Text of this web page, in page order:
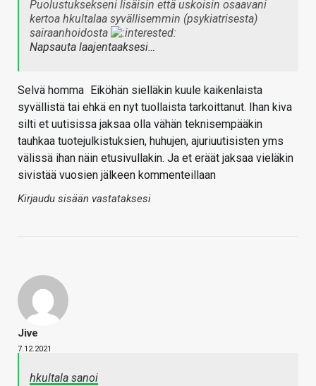
Puolustuksekseni lisäisin että uskoisin osaavani
kertoa hkultalaa syvällisemmin (psykiatrisesta)
sairaanhoidosta
Napsauta laajentaaksesi…
Selvä homma Eiköhän sielläkin kuule kaikenlaista
syvällistä tai ehkä en nyt tuollaista tarkoittanut. Ihan kiva
silti et uutisissa jaksaa olla vähän teknisempääkin
tauhkaa tuotejulkistuksien, huhujen, ajuriuutisisten yms
välissä ihan näin etusivullakin. Ja et eräät jaksaa vieläkin
sivistää vuosien jälkeen kommenteillaan
Kirjaudu sisään vastataksesi
Jive
7.12.2021
hkultala sanoi